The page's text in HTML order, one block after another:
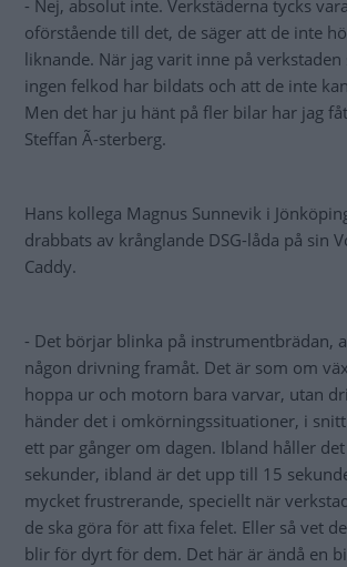
- Nej, absolut inte. Verkstäderna tycks
oförstående till det, de säger att de inte
liknande. När jag varit inne på verkstaden
ingen felkod har bildats och att de inte
Men det har ju hänt på fler bilar har jag
Steffan Ã-sterberg.
Hans kollega Magnus Sunnevik i
drabbats av krånglande DSG-låda på sin
Caddy.
- Det börjar blinka på instrumentbrädan,
någon drivning framåt. Det är som om
hoppa ur och motorn bara varvar, utan
händer det i omkörningssituationer, i
ett par gånger om dagen. Ibland håller
sekunder, ibland är det upp till 15
mycket frustrerande, speciellt när
de ska göra för att fixa felet. Eller så vet
blir för dyrt för dem. Det här är ändå en